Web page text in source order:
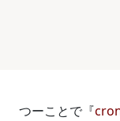
つーことで『